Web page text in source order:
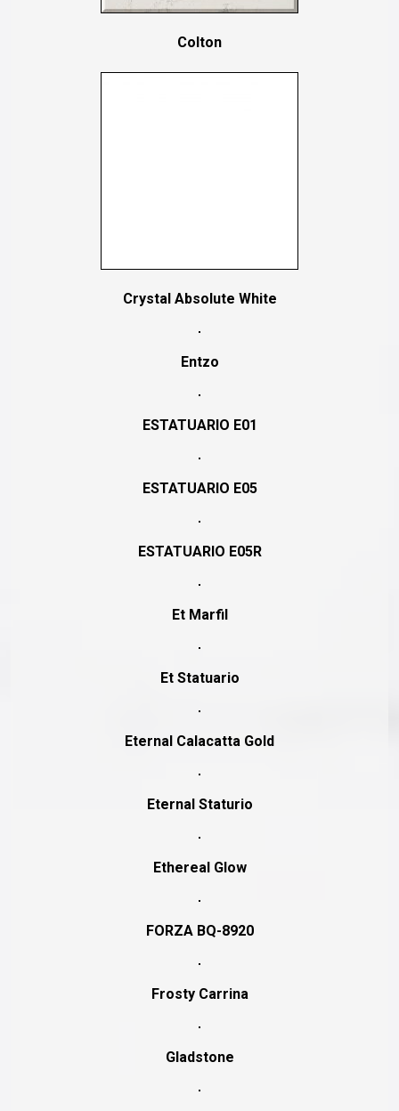
Colton
Crystal Absolute White
Entzo
ESTATUARIO E01
ESTATUARIO E05
ESTATUARIO E05R
Et Marfil
Et Statuario
Eternal Calacatta Gold
Eternal Staturio
Ethereal Glow
FORZA BQ-8920
Frosty Carrina
Gladstone